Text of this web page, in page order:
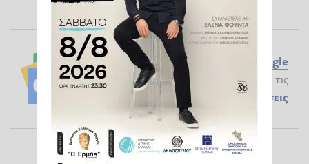
Ακολουθήστε το ilialive.gr στο
Google
Newsκαι μάθετε πρώτοι όλες τις
Ειδήσεις